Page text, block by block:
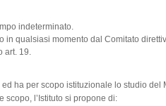
indeterminato.
in qualsiasi momento dal Comitato
art. 19.
ed ha per scopo istituzionale lo studio
scopo, l’Istituto si propone di: